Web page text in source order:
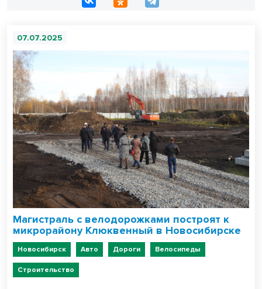
07.07.2025
Магистраль с велодорожками построят к
микрорайону Клюквенный в Новосибирске
Новосибирск Авто Дороги Велосипеды
Строительство